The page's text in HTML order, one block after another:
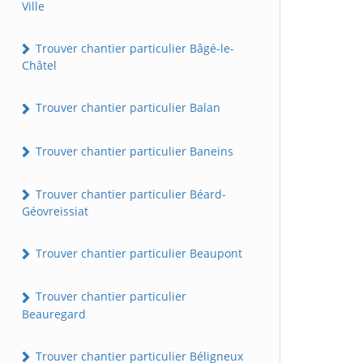
Ville
Trouver chantier particulier Bâgé-le-
Châtel
Trouver chantier particulier Balan
Trouver chantier particulier Baneins
Trouver chantier particulier Béard-
Géovreissiat
Trouver chantier particulier Beaupont
Trouver chantier particulier
Beauregard
Trouver chantier particulier Béligneux